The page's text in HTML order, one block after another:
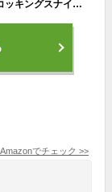
[ WELL ] MB12D Heavy Weight ODカラー エアーコッキングスナイパーライフル スコープ＆バイポッドセット
Amazonでチェック >>